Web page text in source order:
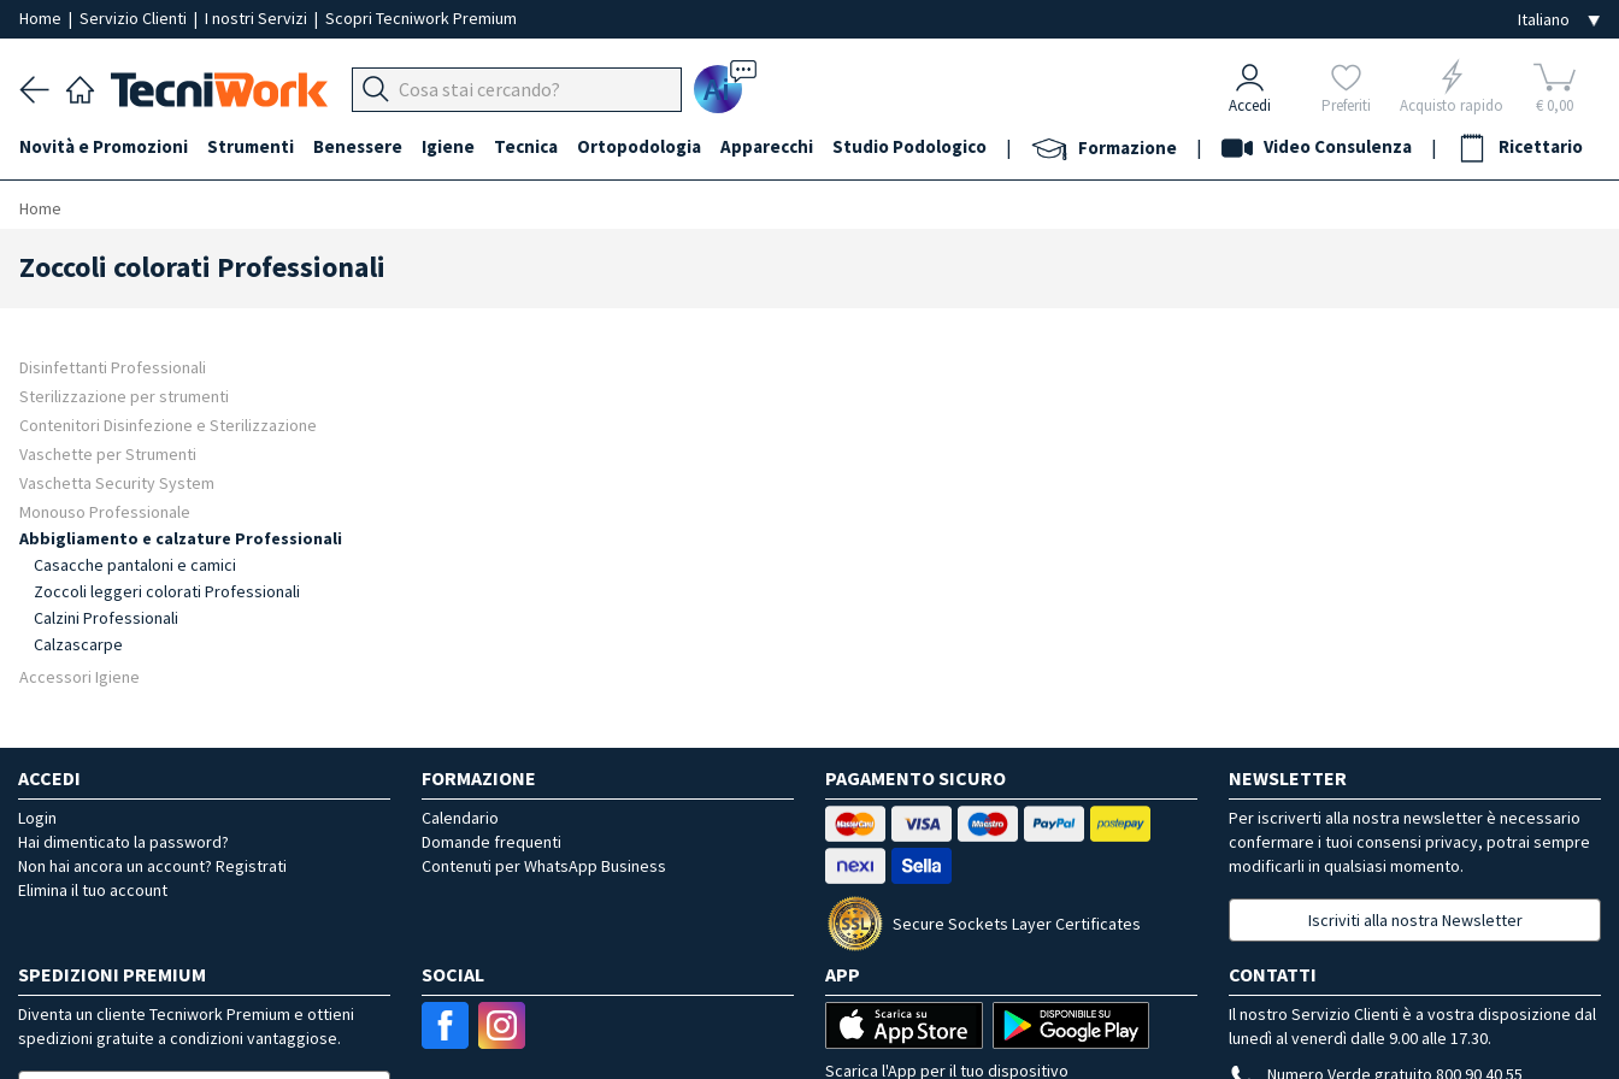
Home | Servizio Clienti | I nostri Servizi | Scopri Tecniwork Premium
Ai Accedi Preferiti Acquisto rapido € 0,00
Novità e Promozioni Strumenti Benessere Igiene Tecnica Ortopodologia Apparecchi Studio Podologico | Formazione | Video Consulenza | Ricettario
Home
Zoccoli colorati Professionali
Disinfettanti Professionali
Sterilizzazione per strumenti
Contenitori Disinfezione e Sterilizzazione
Vaschette per Strumenti
Vaschetta Security System
Monouso Professionale
Abbigliamento e calzature Professionali
Casacche pantaloni e camici
Zoccoli leggeri colorati Professionali
Calzini Professionali
Calzascarpe
Accessori Igiene
ACCEDI
Login
Hai dimenticato la password?
Non hai ancora un account? Registrati
Elimina il tuo account
FORMAZIONE
Calendario
Domande frequenti
Contenuti per WhatsApp Business
PAGAMENTO SICURO
Secure Sockets Layer Certificates
NEWSLETTER
Per iscriverti alla nostra newsletter è necessario
confermare i tuoi consensi privacy, potrai sempre
modificarli in qualsiasi momento.
Iscriviti alla nostra Newsletter
SPEDIZIONI PREMIUM
Diventa un cliente Tecniwork Premium e ottieni
spedizioni gratuite a condizioni vantaggiose.
SOCIAL APP
Scarica l'App per il tuo dispositivo
CONTATTI
Il nostro Servizio Clienti è a vostra disposizione dal
lunedì al venerdì dalle 9.00 alle 17.30.